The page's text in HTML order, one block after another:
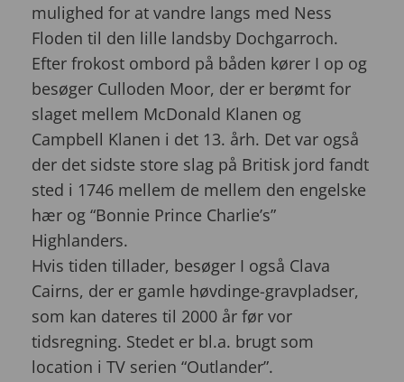
mulighed for at vandre langs med Ness
Floden til den lille landsby Dochgarroch.
Efter frokost ombord på båden kører I op og
besøger Culloden Moor, der er berømt for
slaget mellem McDonald Klanen og
Campbell Klanen i det 13. årh. Det var også
der det sidste store slag på Britisk jord fandt
sted i 1746 mellem de mellem den engelske
hær og “Bonnie Prince Charlie’s”
Highlanders.
Hvis tiden tillader, besøger I også Clava
Cairns, der er gamle høvdinge-gravpladser,
som kan dateres til 2000 år før vor
tidsregning. Stedet er bl.a. brugt som
location i TV serien “Outlander”.